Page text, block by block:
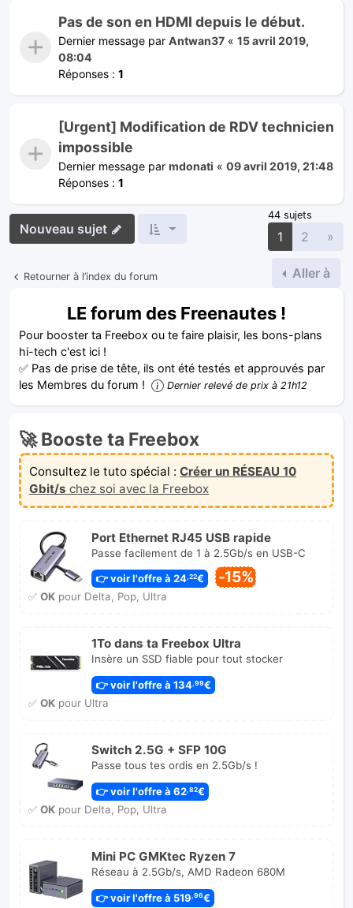
Pas de son en HDMI depuis le début.
Dernier message par Antwan37 « 15 avril 2019,
08:04
Réponses : 1
[Urgent] Modification de RDV technicien
impossible
Dernier message par mdonati « 09 avril 2019, 21:48
Réponses : 1
Nouveau sujet
44 sujets
1 2 »
Retourner à l’index du forum Aller à
LE forum des Freenautes !
Pour booster ta Freebox ou te faire plaisir, les bons-plans
hi-tech c'est ici !
✅ Pas de prise de tête, ils ont été testés et approuvés par
les Membres du forum !
Dernier relevé de prix à 21h12
🚀 Booste ta Freebox
Consultez le tuto spécial : Créer un RÉSEAU 10
Gbit/s chez soi avec la Freebox
Port Ethernet RJ45 USB rapide
Passe facilement de 1 à 2.5Gb/s en USB-C
👉 voir l'offre à 24 ,22€ -15%
✅ OKpour Delta, Pop, Ultra
1To dans ta Freebox Ultra
Insère un SSD fiable pour tout stocker
👉 voir l'offre à 134 ,99€
✅ OKpour Ultra
Switch 2.5G + SFP 10G
Passe tous tes ordis en 2.5Gb/s !
👉 voir l'offre à 62,82€
✅ OKpour Delta, Pop, Ultra
Mini PC GMKtec Ryzen 7
Réseau à 2.5Gb/s, AMD Radeon 680M
👉 voir l'offre à 519,96€